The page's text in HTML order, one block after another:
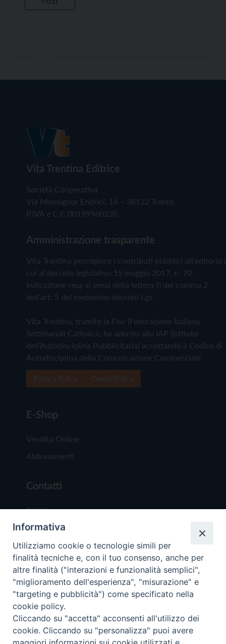
Vita Trentina Editrice
Società Cooperativa
Via Monsignor Endrici, 14 – 38122 Trento
P.IVA e C.F. 00199960220
Amministrazione trasparente
Vita Trentina percepisce i contributi pubblici all'editoria
cui al decreto legislativo 15 maggio 2017, n. 70.
Indicazione resa ai sensi della lettera f) del comma 2
dell'art. 5 del medesimo decreto Lgs.
Vita Trentina, tramite la Fisc (Federazione Italiana
Settimanali Cattolici), ha aderito allo IAP (Istituto
dell'Autodisciplina Pubblicitaria) accettando il Codice di
Autodisciplina della Comunicazione Commerciale
E-Shop
Vendita Online
Abbonamenti
Contatti
Chi Siamo
Redazione
Scrivici
Copyright © 2019 - Tutti i diritti riservati - Vita
Trentina Editrice
Informativa
Utilizziamo cookie o tecnologie simili per
finalità tecniche e, con il tuo consenso, anche per
altre finalità ("interazioni e funzionalità semplici",
"miglioramento dell'esperienza", "misurazione" e
"targeting e pubblicità") come specificato nella
cookie policy.
Cliccando su "accetta" acconsenti all'utilizzo dei
cookie. Cliccando su "personalizza" puoi avere